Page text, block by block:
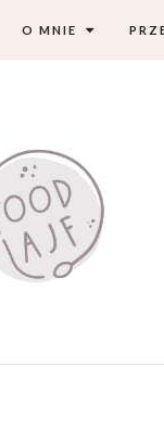
O MNIE